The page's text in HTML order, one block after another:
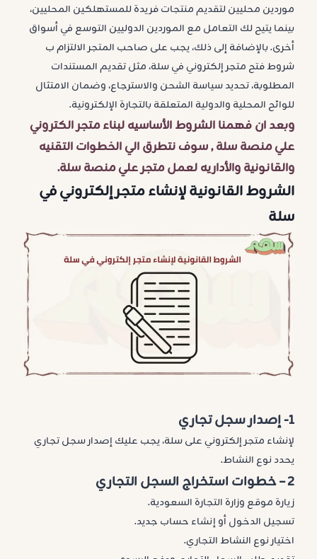
موردين محليين لتقديم منتجات فريدة للمستهلكين المحليين،
بينما يتيح لك التعامل مع الموردين الدوليين التوسع في أسواق
أخرى. بالإضافة إلى ذلك، يجب على صاحب المتجر الالتزام ب
شروط فتح متجر إلكتروني في سلة، مثل تقديم المستندات
المطلوبة، تحديد سياسة الشحن والاسترجاع، وضمان الامتثال
للوائح المحلية والدولية المتعلقة بالتجارة الإلكترونية.
وبعد ان فهمنا الشروط الأساسيه لبناء متجر الكتروني
علي منصة سلة , سوف نتطرق الي الخطواتالتقنيه
والقانونية والأداريه لعمل متجر علي منصة سلة.
الشروط القانونية لإنشاء متجر إلكتروني في
سلة
1- إصدار سجل تجاري
لإنشاء متجر إلكتروني على سلة، يجب عليك إصدار سجل تجاري
يحدد نوع النشاط.
2 – خطوات استخراج السجل التجاري
زيارة موقع وزارة التجارة السعودية.
تسجيل الدخول أو إنشاء حساب جديد.
اختيار نوع النشاط التجاري.